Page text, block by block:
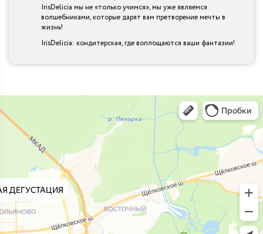
IrisDelicia мы не «только учимся», мы уже являемся
волшебниками, которые дарят вам претворение мечты в
жизнь!
IrisDelicia: кондитерская, где воплощаются ваши фантазии!